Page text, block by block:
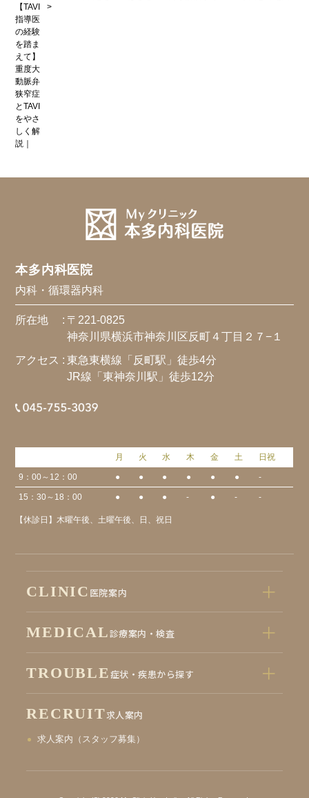
【TAVI
指導医
の経験
を踏ま
えて】
重度大
動脈弁
狭窄症
とTAVI
をやさ
しく解
説｜
>
本多内科医院
内科・循環器内科
所在地 : 〒221-0825
神奈川県横浜市神奈川区反町４丁目２７−１
アクセス : 東急東横線「反町駅」徒歩4分
JR線「東神奈川駅」徒歩12分
月 火 水 木 金 土 日祝
9：00～12：00 ● ● ● ● ● ● -
15：30～18：00 ● ● ● - ● - -
【休診日】木曜午後、土曜午後、日、祝日
CLINIC 医院案内
MEDICAL診療案内・検査
TROUBLE症状・疾患から探す
RECRUIT求人案内
求人案内（スタッフ募集）